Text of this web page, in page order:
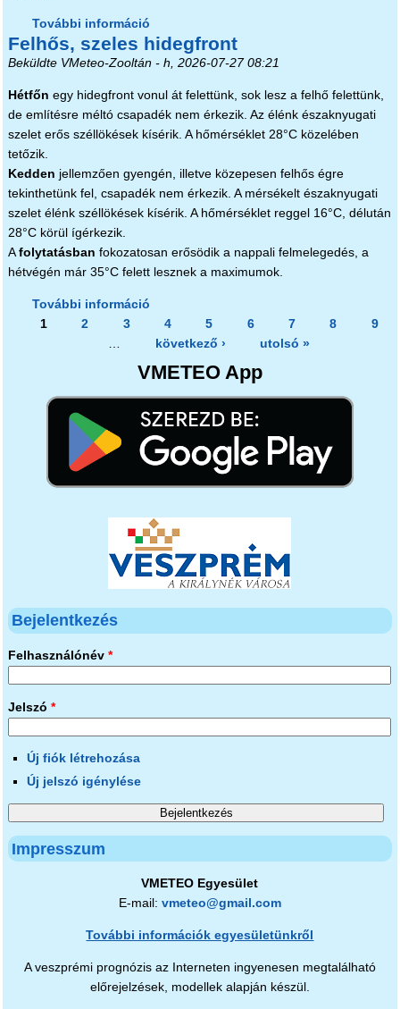
További információ
kapcsolatosan
Felhős, szeles hidegfront
Beküldte VMeteo-Zooltán- h, 2026-07-27 08:21
Hétfőn egy hidegfront vonul át felettünk, sok lesz a felhő felettünk,
de említésre méltó csapadék nem érkezik. Az élénk északnyugati
szelet erős széllökések kísérik. A hőmérséklet 28°C közelében
tetőzik.
Kedden jellemzően gyengén, illetve közepesen felhős égre
tekinthetünk fel, csapadék nem érkezik. A mérsékelt északnyugati
szelet élénk széllökések kísérik. A hőmérséklet reggel 16°C, délután
28°C körül ígérkezik.
Afolytatásban fokozatosan erősödik a nappali felmelegedés, a
hétvégén már 35°C felett lesznek a maximumok.
További információ
kapcsolatosan
Oldalak
1 2 3 4 5 6 7 8
9
következő › utolsó »
VMETEO App
Bejelentkezés
Felhasználónév *
Jelszó *
Új fiók létrehozása
Új jelszó igénylése
Impresszum
VMETEO Egyesület
E-mail: vmeteo@gmail.com
További információk egyesületünkről
A veszprémi prognózis az Interneten ingyenesen megtalálható
előrejelzések, modellek alapján készül.